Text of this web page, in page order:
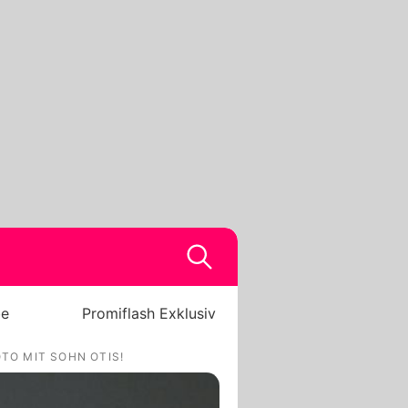
Promiflash Exklusiv
MIT SOHN OTIS!